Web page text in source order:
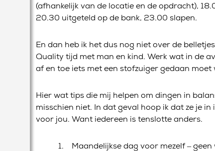
(afhankelijk van de locatie en de opdracht),
20.30 uitgeteld op de bank, 23.00 slapen.
En dan heb ik het dus nog niet over de
Quality tijd met man en kind. Werk wat in de
af en toe iets met een stofzuiger gedaan moet
Hier wat tips die mij helpen om dingen in
misschien niet. In dat geval hoop ik dat ze je
voor jou. Want iedereen is tenslotte anders.
Maandelijkse dag voor mezelf –